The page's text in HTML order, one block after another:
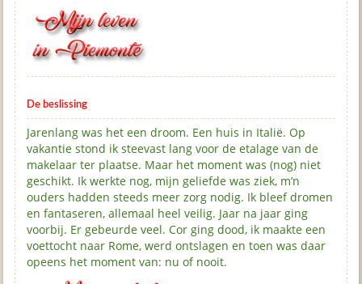
De beslissing
Jarenlang was het een droom. Een huis in Italië. Op
vakantie stond ik steevast lang voor de etalage van de
makelaar ter plaatse. Maar het moment was (nog) niet
geschikt. Ik werkte nog, mijn geliefde was ziek, m’n
ouders hadden steeds meer zorg nodig. Ik bleef dromen
en fantaseren, allemaal heel veilig. Jaar na jaar ging
voorbij. Er gebeurde veel. Cor ging dood, ik maakte een
voettocht naar Rome, werd ontslagen en toen was daar
opeens het moment van: nu of nooit.